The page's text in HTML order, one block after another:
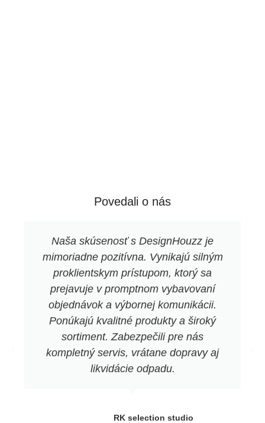
Povedali o nás
Naša skúsenosť s DesignHouzz je
mimoriadne pozitívna. Vynikajú silným
proklientskym prístupom, ktorý sa
prejavuje v promptnom vybavovaní
objednávok a výbornej komunikácii.
Ponúkajú kvalitné produkty a široký
sortiment. Zabezpečili pre nás
kompletný servis, vrátane dopravy aj
likvidácie odpadu.
RK selection studio